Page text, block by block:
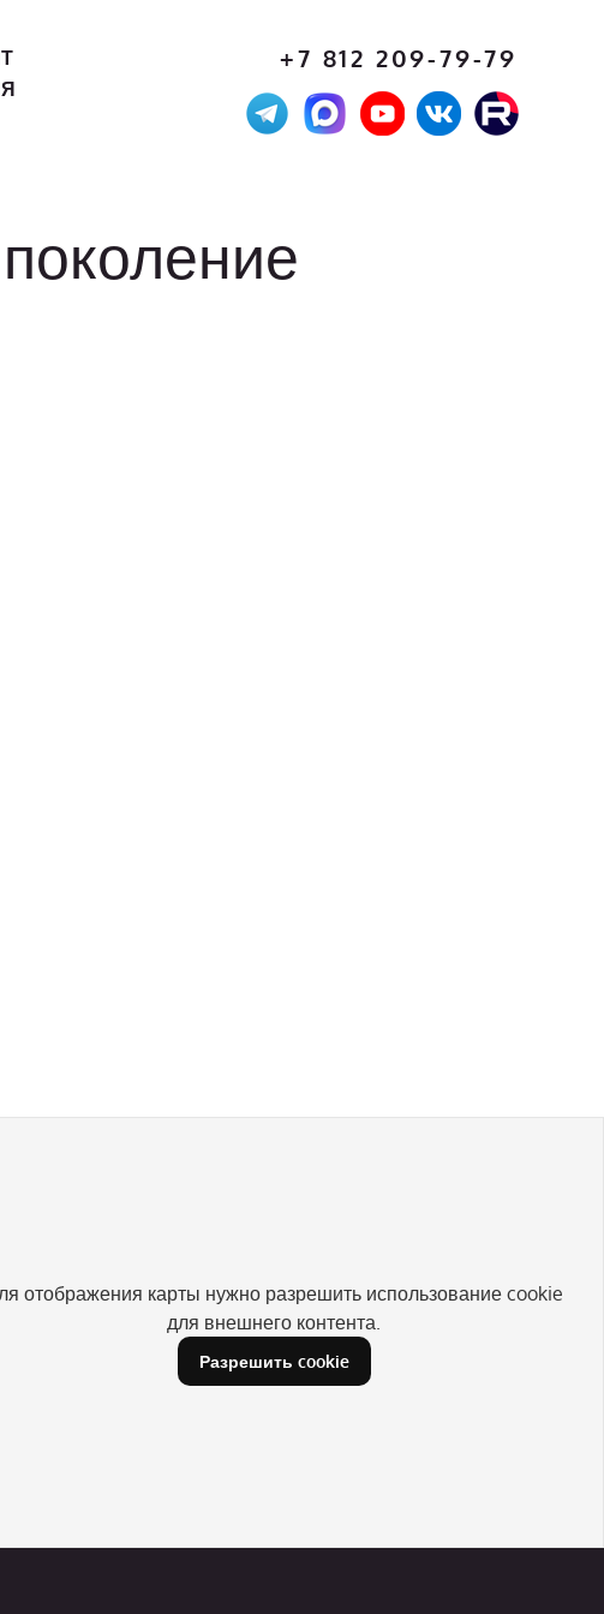
+7 812 209-79-79
отображения карты нужно разрешить использование cookie
для внешнего контента.
Разрешить cookie